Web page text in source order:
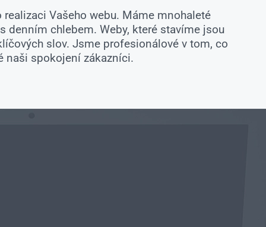
Vašeho webu. Máme mnohaleté
denním chlebem. Weby, které stavíme jsou
slov. Jsme profesionálové v tom, co
naši spokojení zákazníci.